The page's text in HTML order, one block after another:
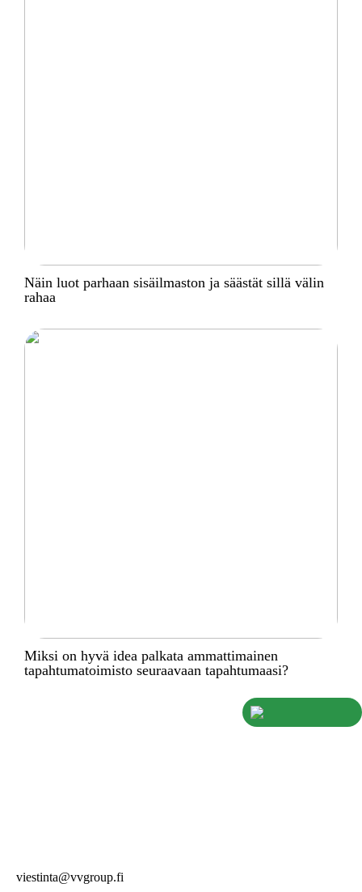
Näin luot parhaan sisäilmaston ja säästät sillä välin
rahaa
Miksi on hyvä idea palkata ammattimainen
tapahtumatoimisto seuraavaan tapahtumaasi?
viestinta@vvgroup.fi